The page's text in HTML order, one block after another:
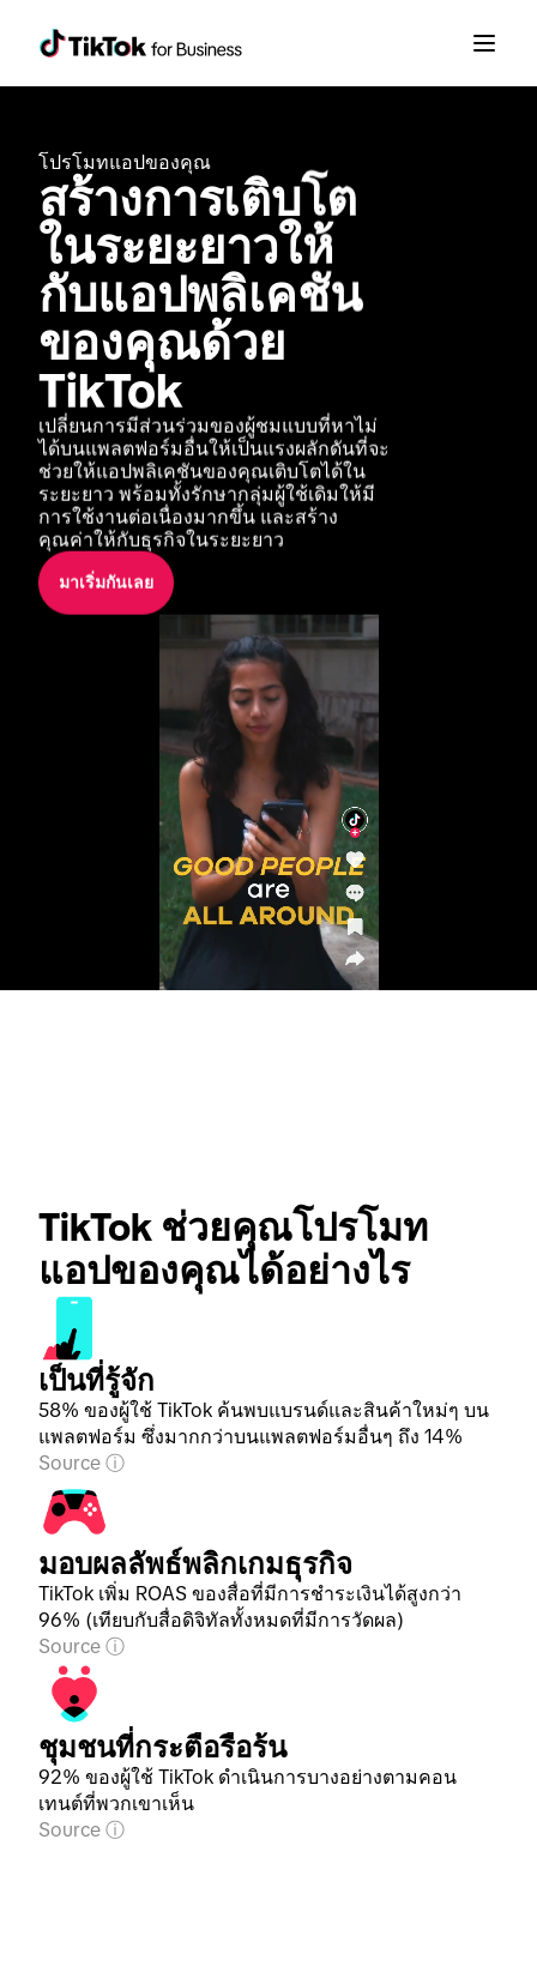
โปรโมทแอปของคุณ
สร้างการเติบโต
ในระยะยาวให้
กับแอปพลิเคชัน
ของคุณด้วย
TikTok
เปลี่ยนการมีส่วนร่วมของผู้ชมแบบที่หาไม่
ได้บนแพลตฟอร์มอื่นให้เป็นแรงผลักดันที่จะ
ช่วยให้แอปพลิเคชันของคุณเติบโตได้ใน
ระยะยาว พร้อมทั้งรักษากลุ่มผู้ใช้เดิมให้มี
การใช้งานต่อเนื่องมากขึ้น และสร้าง
คุณค่าให้กับธุรกิจในระยะยาว
มาเริ่มกันเลย
TikTok ช่วยคุณโปรโมท
แอปของคุณได้อย่างไร
เป็นที่รู้จัก
58% ของผู้ใช้ TikTok ค้นพบแบรนด์และสินค้าใหม่ๆ บน
แพลตฟอร์ม ซึ่งมากกว่าบนแพลตฟอร์มอื่นๆ ถึง 14%
Source
มอบผลลัพธ์พลิกเกมธุรกิจ
TikTok เพิ่ม ROAS ของสื่อที่มีการชำระเงินได้สูงกว่า
96% (เทียบกับสื่อดิจิทัลทั้งหมดที่มีการวัดผล)
Source
ชุมชนที่กระตือรือร้น
92% ของผู้ใช้ TikTok ดำเนินการบางอย่างตามคอน
เทนต์ที่พวกเขาเห็น
Source